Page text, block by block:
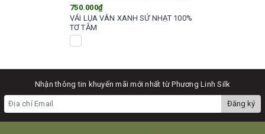
750.000₫
VẢI LỤA VÂN XANH SỨ NHẠT 100%
TƠ TẰM
Nhận thông tin khuyến mãi mới nhất từ Phương Linh Silk
Đăng ký